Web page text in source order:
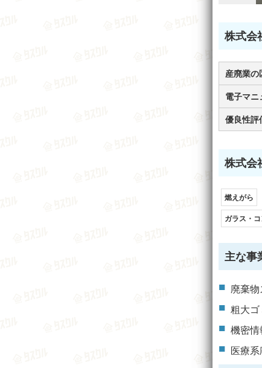
株式会
産廃業の
電子マニ
優良性評
株式会
燃えがら
ガラス・
主な事
廃棄物
粗大ゴ
機密情
医療